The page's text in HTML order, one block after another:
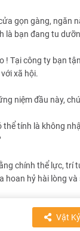
gọn gàng, ngăn
là bạn đang tu
! Tại công ty bạn
xã hội.
niệm đầu này,
thể tính là không
chính thể lực, trí
hỷ hài lòng và
Vật